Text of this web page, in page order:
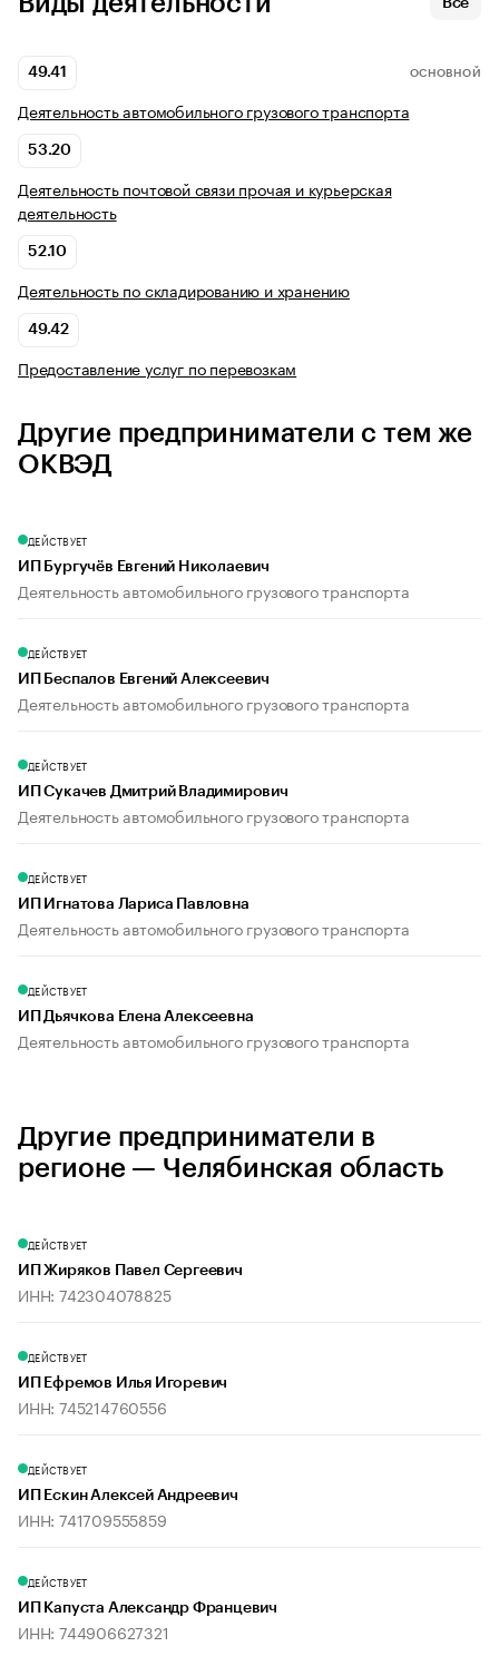
Все
49.41 ОСНОВНОЙ
Деятельность автомобильного грузового транспорта
53.20
Деятельность почтовой связи прочая и курьерская
деятельность
52.10
Деятельность по складированию и хранению
49.42
Предоставление услуг по перевозкам
Другие предприниматели с тем же
ОКВЭД
ДЕЙСТВУЕТ
ИП Бургучёв Евгений Николаевич
Деятельность автомобильного грузового транспорта
ДЕЙСТВУЕТ
ИП Беспалов Евгений Алексеевич
Деятельность автомобильного грузового транспорта
ДЕЙСТВУЕТ
ИП Сукачев Дмитрий Владимирович
Деятельность автомобильного грузового транспорта
ДЕЙСТВУЕТ
ИП Игнатова Лариса Павловна
Деятельность автомобильного грузового транспорта
ДЕЙСТВУЕТ
ИП Дьячкова Елена Алексеевна
Деятельность автомобильного грузового транспорта
Другие предприниматели в
регионе — Челябинская область
ДЕЙСТВУЕТ
ИП Жиряков Павел Сергеевич
ИНН: 742304078825
ДЕЙСТВУЕТ
ИП Ефремов Илья Игоревич
ИНН: 745214760556
ДЕЙСТВУЕТ
ИП Ескин Алексей Андреевич
ИНН: 741709555859
ДЕЙСТВУЕТ
ИП Капуста Александр Францевич
ИНН: 744906627321